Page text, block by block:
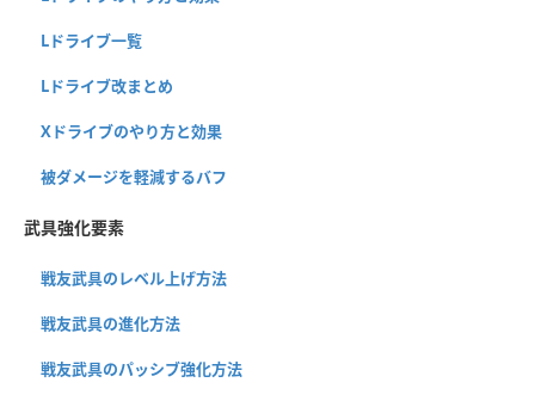
Lドライブ一覧
Lドライブ改まとめ
Xドライブのやり方と効果
被ダメージを軽減するバフ
武具強化要素
戦友武具のレベル上げ方法
戦友武具の進化方法
戦友武具のパッシブ強化方法